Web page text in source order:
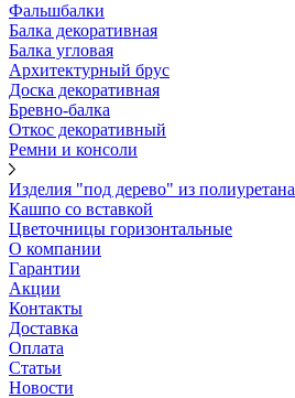
Фальшбалки
Балка декоративная
Балка угловая
Архитектурный брус
Доска декоративная
Бревно-балка
Откос декоративный
Ремни и консоли
Изделия "под дерево" из полиуретана
Кашпо со вставкой
Цветочницы горизонтальные
О компании
Гарантии
Акции
Контакты
Доставка
Оплата
Статьи
Новости